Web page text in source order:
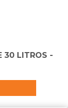
30 LITROS -